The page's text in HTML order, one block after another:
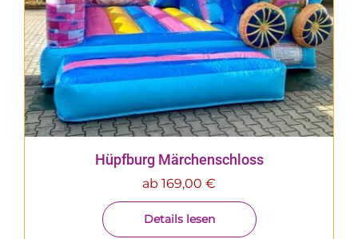
Hüpfburg Märchenschloss
ab 169,00 €
Details lesen